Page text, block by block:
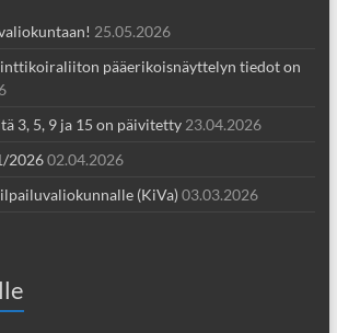
25.05.2026
pääerikoisnäyttelyn tiedot on
3, 5, 9 ja 15 on päivitetty 23.04.2026
202602.04.2026
(KiVa)03.03.2026